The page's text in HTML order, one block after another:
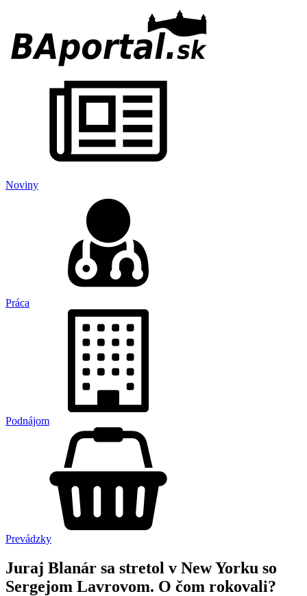
Noviny
Práca
Podnájom
Prevádzky
Juraj Blanár sa stretol v New Yorku so
Sergejom Lavrovom. O čom rokovali?